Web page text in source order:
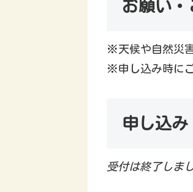
お願い・
※天候や自然災
※申し込み時に
申し込み
受付は終了しま